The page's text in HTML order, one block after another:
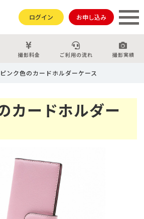
ログイン お申し込み
撮影料金 ご利用の流れ 撮影実績
ピンク色のカードホルダーケース
カードホルダー